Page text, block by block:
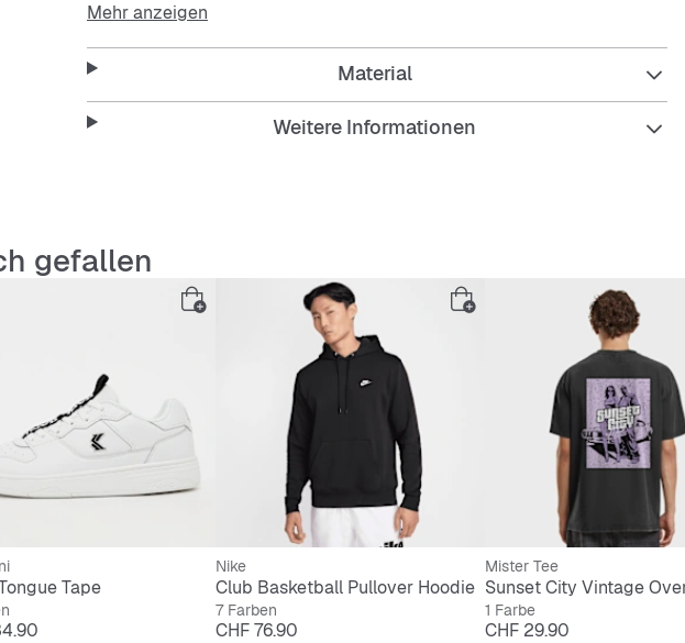
Mehr anzeigen
Material
Weitere Informationen
gefallen
Tape
Nike
Club Basketball Pullover Hoodie
7 Farben
Preis
CHF 76.90
Mister Tee
Sunset City Vintage
1 Farbe
Preis
CHF 29.90